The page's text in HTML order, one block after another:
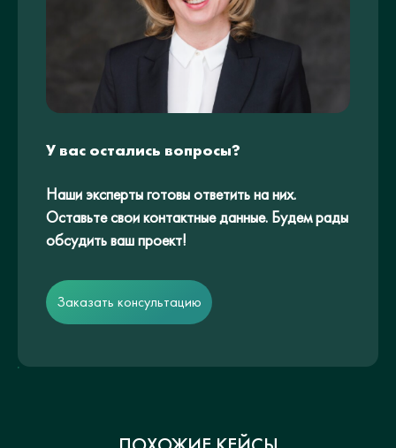
У вас остались вопросы?
Наши эксперты готовы ответить на них.
Оставьте свои контактные данные. Будем рады
обсудить ваш проект!
Заказать консультацию